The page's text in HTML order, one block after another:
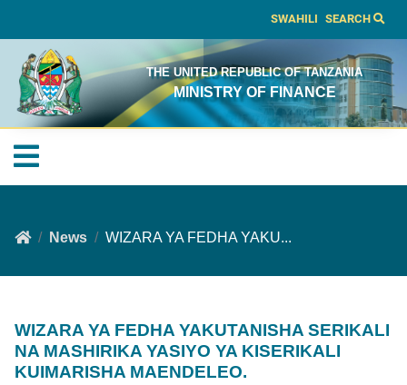
SWAHILI SEARCH
THE UNITED REPUBLIC OF TANZANIA
MINISTRY OF FINANCE
News WIZARA YA FEDHA YAKU...
WIZARA YA FEDHA YAKUTANISHA SERIKALI
NA MASHIRIKA YASIYO YA KISERIKALI
KUIMARISHA MAENDELEO.